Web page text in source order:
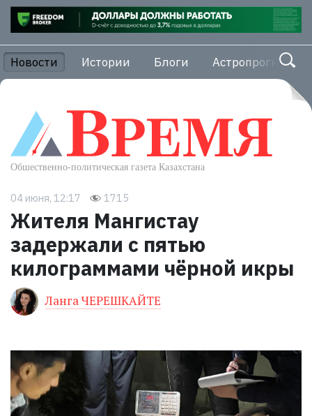
Новости Истории Блоги Астропрогноз
04 июня, 12:17 1715
Жителя Мангистау
задержали с пятью
килограммами чёрной икры
Ланга ЧЕРЕШКАЙТЕ